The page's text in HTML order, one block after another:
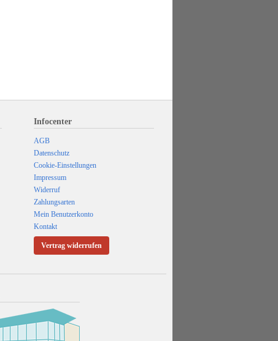
Infocenter
AGB
Datenschutz
Cookie-Einstellungen
Impressum
Widerruf
Zahlungsarten
Mein Benutzerkonto
Kontakt
Vertrag widerrufen